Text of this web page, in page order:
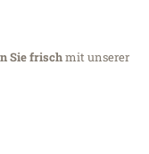
Sie frischmit unserer